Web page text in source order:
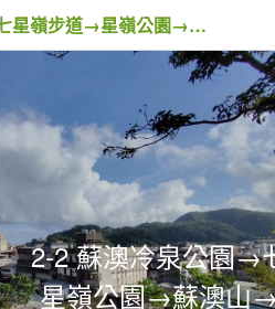
2-2 蘇澳冷泉公園→七星嶺步道→星嶺公園→蘇澳山→蘇澳運動公園→大安森林公園
2-2 蘇澳冷泉公園→
星嶺公園→蘇澳山